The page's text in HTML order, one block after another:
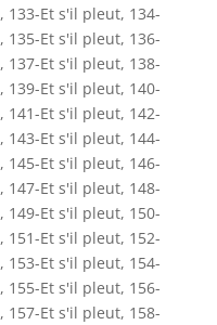
, 133-Et s'il pleut, 134-
, 135-Et s'il pleut, 136-
, 137-Et s'il pleut, 138-
, 139-Et s'il pleut, 140-
, 141-Et s'il pleut, 142-
, 143-Et s'il pleut, 144-
, 145-Et s'il pleut, 146-
, 147-Et s'il pleut, 148-
, 149-Et s'il pleut, 150-
, 151-Et s'il pleut, 152-
, 153-Et s'il pleut, 154-
, 155-Et s'il pleut, 156-
, 157-Et s'il pleut, 158-